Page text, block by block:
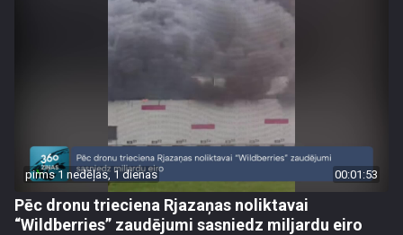
pirms 1 nedēļas, 1 dienas 00:01:53
Pēc dronu trieciena Rjazaņas noliktavai
“Wildberries” zaudējumi sasniedz miljardu eiro